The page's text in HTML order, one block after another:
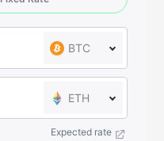
BTC
ETH
Expected rate